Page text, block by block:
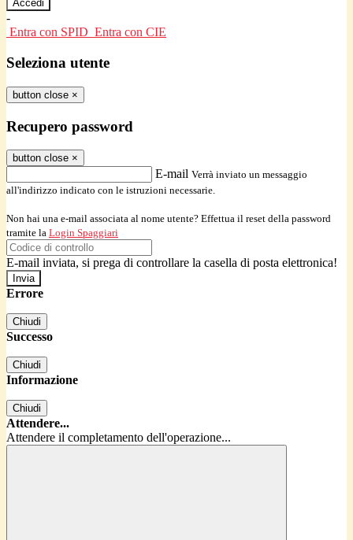
-
Entra con SPID Entra con CIE
Seleziona utente
button close ×
Recupero password
button close ×
E-mail Verrà inviato un messaggio
all'indirizzo indicato con le istruzioni necessarie.
Non hai una e-mail associata al nome utente? Effettua il reset della password
tramite la Login Spaggiari
E-mail inviata, si prega di controllare la casella di posta elettronica!
Errore
Chiudi
Successo
Chiudi
Informazione
Chiudi
Attendere...
Attendere il completamento dell'operazione...